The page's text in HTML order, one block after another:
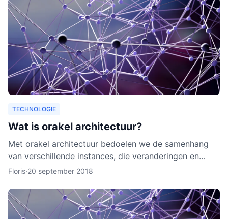
TECHNOLOGIE
Wat is orakel architectuur?
Met orakel architectuur bedoelen we de samenhang
van verschillende instances, die veranderingen en
activiteiten in het netwerk noteren. Een orakel is erg
Floris·20 september 2018